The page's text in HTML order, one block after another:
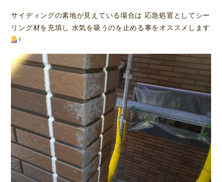
サイディングの素地が見えている場合は 応急処置としてシー
リング材を充填し 水気を吸うのを止める事をオススメします
!